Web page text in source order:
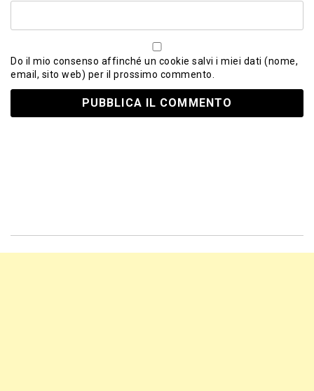
Do il mio consenso affinché un cookie salvi i miei dati (nome,
email, sito web) per il prossimo commento.